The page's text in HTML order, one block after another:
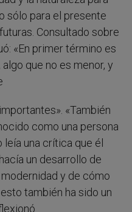
sólo para el presente
Consultado sobre
«En primer término es
que no es menor, y
«También
como una persona
una crítica que él
un desarrollo de
y de cómo
también ha sido un